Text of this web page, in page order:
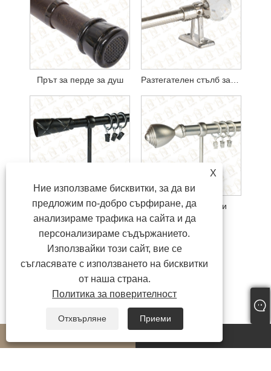
Прът за перде за душ
Боядисване на пердета Покритие корнизи
X
Ние използваме бисквитки, за да ви
предложим по-добро сърфиране, да
анализираме трафика на сайта и да
персонализираме съдържанието.
Използвайки този сайт, вие се
съгласявате с използването на бисквитки
от наша страна.
Политика за поверителност
Отхвърляне Приеми